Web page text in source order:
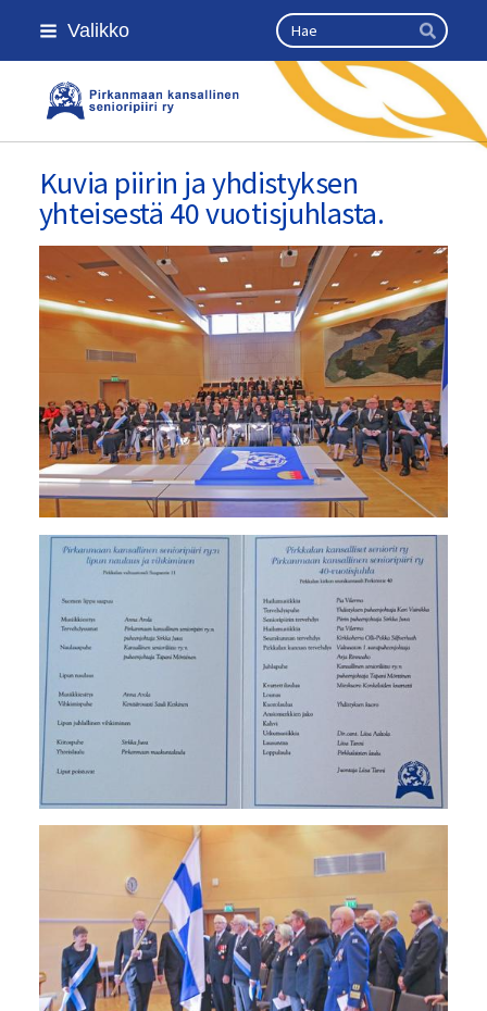
Siirry
sivun
Valikko Haku
Hae
Pirkanmaan kansallinen
Kuvia piirin ja yhdistyksen
yhteisestä 40 vuotisjuhlasta.